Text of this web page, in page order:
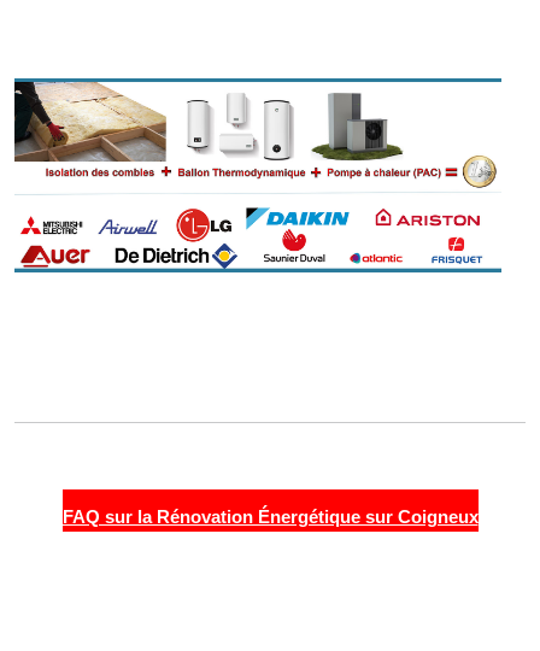
FAQ sur la Rénovation Énergétique sur Coigneux